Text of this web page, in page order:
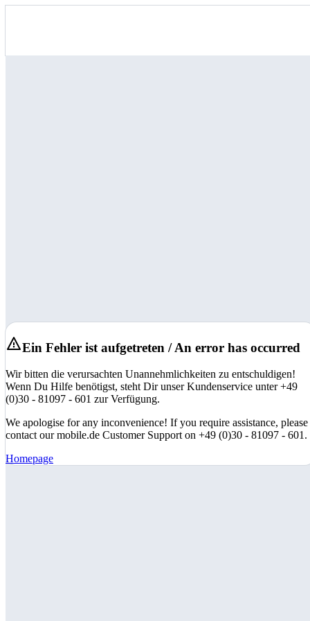
Ein Fehler ist aufgetreten / An error has occurred
Wir bitten die verursachten Unannehmlichkeiten zu entschuldigen!
Wenn Du Hilfe benötigst, steht Dir unser Kundenservice unter +49
(0)30 - 81097 - 601 zur Verfügung.
We apologise for any inconvenience! If you require assistance, please
contact our mobile.de Customer Support on +49 (0)30 - 81097 - 601.
Homepage